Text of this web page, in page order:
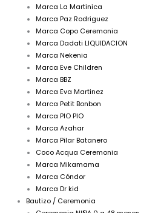
Marca La Martinica
Marca Paz Rodriguez
Marca Copo Ceremonia
Marca Dadati LIQUIDACION
Marca Nekenia
Marca Eve Children
Marca BBZ
Marca Eva Martinez
Marca Petit Bonbon
Marca PIO PIO
Marca Azahar
Marca Pilar Batanero
Coco Acqua Ceremonia
Marca Mikamama
Marca Cóndor
Marca Dr kid
Bautizo / Ceremonia